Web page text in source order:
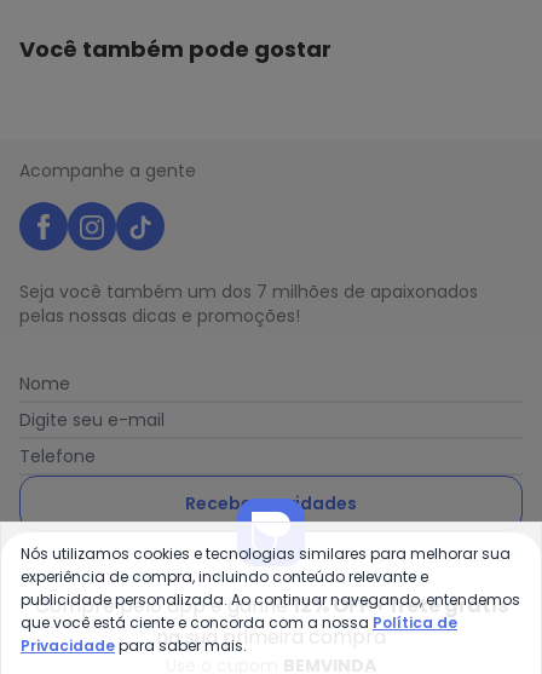
Você também pode gostar
Acompanhe a gente
Seja você também um dos 7 milhões de apaixonados
pelas nossas dicas e promoções!
Nome
Digite seu e-mail
Telefone
Receber novidades
Ao enviar o cadastro, você concorda com a nossa Política
de Privacidade
Compre pelo app e ganhe12% OFF + frete grátis
na sua primeira compra
Nós utilizamos cookies e tecnologias similares para melhorar sua
experiência de compra, incluindo conteúdo relevante e
publicidade personalizada. Ao continuar navegando, entendemos
que você está ciente e concorda com a nossa Política de
Privacidadepara saber mais.